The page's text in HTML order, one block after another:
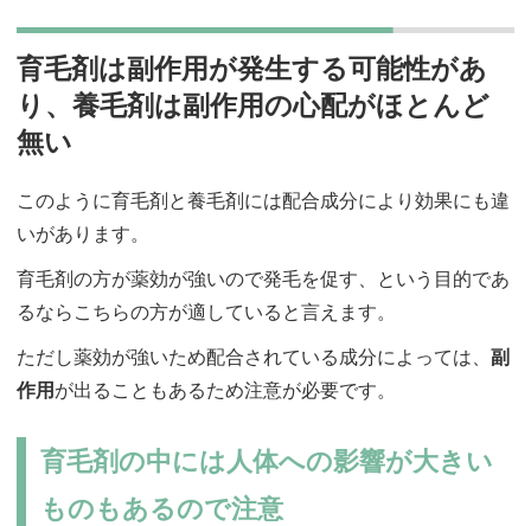
育毛剤は副作用が発生する可能性があ
り、養毛剤は副作用の心配がほとんど
無い
このように育毛剤と養毛剤には配合成分により効果にも違
いがあります。
育毛剤の方が薬効が強いので発毛を促す、という目的であ
るならこちらの方が適していると言えます。
ただし薬効が強いため配合されている成分によっては、 副
作用 が出ることもあるため注意が必要です。
育毛剤の中には人体への影響が大きい
ものもあるので注意